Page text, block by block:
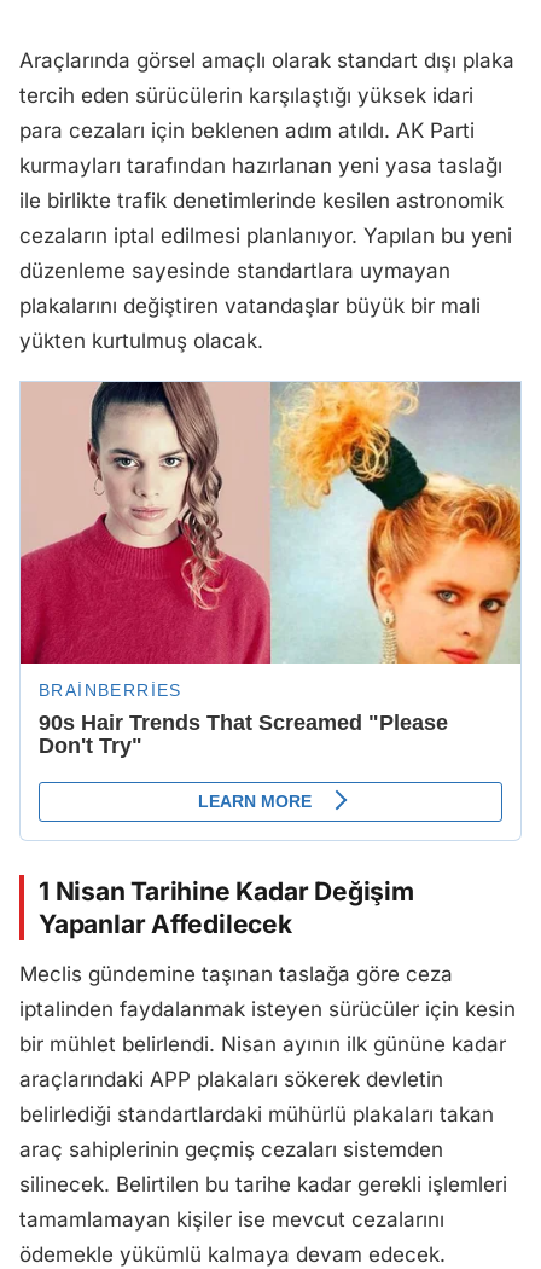
Araçlarında görsel amaçlı olarak standart dışı plaka
tercih eden sürücülerin karşılaştığı yüksek idari
para cezaları için beklenen adım atıldı. AK Parti
kurmayları tarafından hazırlanan yeni yasa taslağı
ile birlikte trafik denetimlerinde kesilen astronomik
cezaların iptal edilmesi planlanıyor. Yapılan bu yeni
düzenleme sayesinde standartlara uymayan
plakalarını değiştiren vatandaşlar büyük bir mali
yükten kurtulmuş olacak.
1 Nisan Tarihine Kadar Değişim
Yapanlar Affedilecek
Meclis gündemine taşınan taslağa göre ceza
iptalinden faydalanmak isteyen sürücüler için kesin
bir mühlet belirlendi. Nisan ayının ilk gününe kadar
araçlarındaki APP plakaları sökerek devletin
belirlediği standartlardaki mühürlü plakaları takan
araç sahiplerinin geçmiş cezaları sistemden
silinecek. Belirtilen bu tarihe kadar gerekli işlemleri
tamamlamayan kişiler ise mevcut cezalarını
ödemekle yükümlü kalmaya devam edecek.